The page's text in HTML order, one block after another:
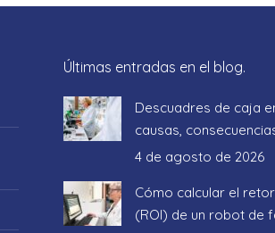
Últimas entradas en el blog.
Descuadres de caja
causas,
4 de agosto de 2026
Cómo calcular el
(ROI) de un robot de